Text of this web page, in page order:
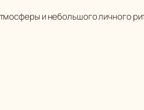
и небольшого личного